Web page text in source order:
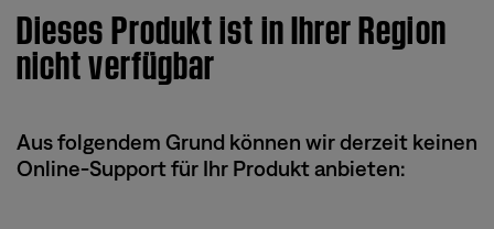
Dieses Produkt ist in Ihrer Region
nicht verfügbar
Aus folgendem Grund können wir derzeit keinen
Online-Support für Ihr Produkt anbieten: